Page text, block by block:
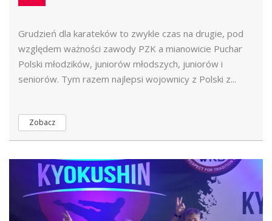
Grudzień dla karateków to zwykle czas na drugie, pod
względem ważności zawody PZK a mianowicie Puchar
Polski młodzików, juniorów młodszych, juniorów i
seniorów. Tym razem najlepsi wojownicy z Polski z...
Zobacz